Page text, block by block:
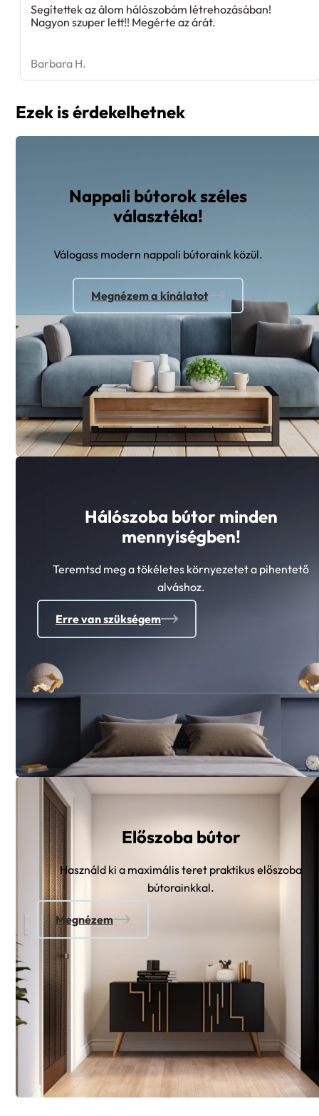
Segítettek az álom hálószobám létrehozásában!
Nagyon szuper lett!! Megérte az árát.
Barbara H.
Ezek is érdekelhetnek
Nappali bútorok széles
választéka!
Válogass modern nappali bútoraink közül.
Megnézem a kínálatot
Hálószoba bútor minden
mennyiségben!
Teremtsd meg a tökéletes környezetet a pihentető
alváshoz.
Erre van szükségem
Előszoba bútor
Használd ki a maximális teret praktikus előszoba
bútorainkkal.
Megnézem